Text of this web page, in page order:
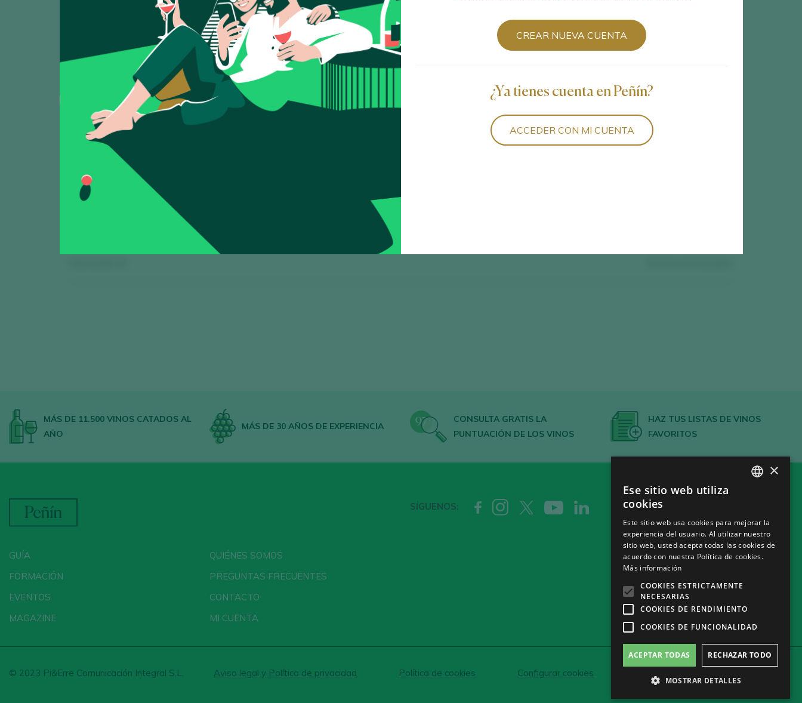
MÁS DE 11.500 VINOS CATADOS AL
AÑO
MÁS DE 30 AÑOS DE EXPERIENCIA
CONSULTA GRATIS LA
PUNTUACIÓN DE LOS VINOS
HAZ TUS LISTAS DE VINOS
FAVORITOS
SÍGUENOS:
GUÍA
FORMACIÓN
EVENTOS
MAGAZINE
QUIÉNES SOMOS
PREGUNTAS FRECUENTES
CONTACTO
MI CUENTA
© 2023 Pi&Erre Comunicación Integral S.L. Aviso legal y Política de privacidad Política de cookies Configurar cookies
CREAR NUEVA CUENTA
¿Ya tienes cuenta en Peñín?
ACCEDER CON MI CUENTA
GERMAN
CH
×
Ese sitio web utiliza
cookies
Este sitio web usa cookies para mejorar la
experiencia del usuario. Al utilizar nuestro
sitio web, usted acepta todas las cookies de
acuerdo con nuestra Política de cookies.
Más información
COOKIES ESTRICTAMENTE
NECESARIAS
COOKIES DE RENDIMIENTO
COOKIES DE FUNCIONALIDAD
ACEPTAR TODAS RECHAZAR TODO
MOSTRAR DETALLES